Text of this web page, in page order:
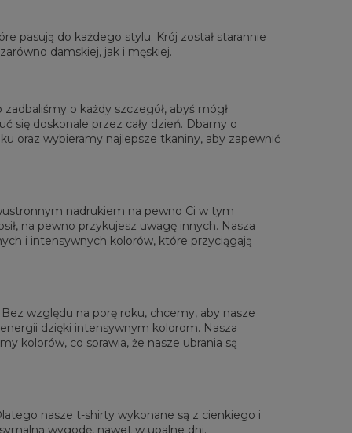
na płasko
rękawów
18,5 19 19,5 20 20,5
pasują do każdego stylu. Krój został starannie
damskiej, jak i męskiej.
o każdy szczegół, abyś mógł
się doskonale przez cały dzień. Dbamy o
oraz wybieramy najlepsze tkaniny, aby zapewnić
nadrukiem na pewno Ci w tym
na pewno przykujesz uwagę innych. Nasza
i intensywnych kolorów, które przyciągają
względu na porę roku, chcemy, aby nasze
dzięki intensywnym kolorom. Nasza
kolorów, co sprawia, że nasze ubrania są
nasze t-shirty wykonane są z cienkiego i
wygodę, nawet w upalne dni.